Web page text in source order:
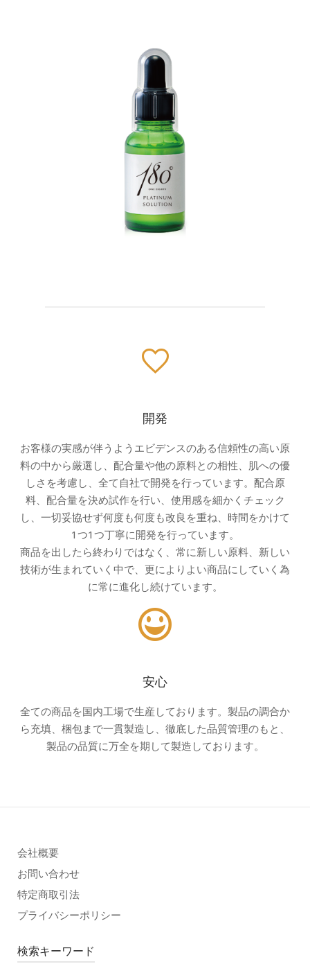
開発
お客様の実感が伴うようエビデンスのある信頼性の高い原
料の中から厳選し、配合量や他の原料との相性、肌への優
しさを考慮し、全て自社で開発を行っています。配合原
料、配合量を決め試作を行い、使用感を細かくチェック
し、一切妥協せず何度も何度も改良を重ね、時間をかけて
1つ1つ丁寧に開発を行っています。
商品を出したら終わりではなく、常に新しい原料、新しい
技術が生まれていく中で、更によりよい商品にしていく為
に常に進化し続けています。
安心
全ての商品を国内工場で生産しております。製品の調合か
ら充填、梱包まで一貫製造し、徹底した品質管理のもと、
製品の品質に万全を期して製造しております。
会社概要
お問い合わせ
特定商取引法
プライバシーポリシー
検索キーワード